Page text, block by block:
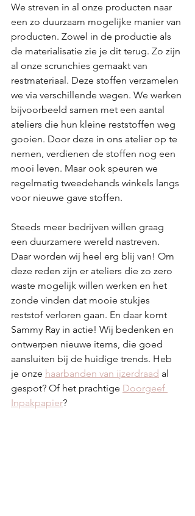
We streven in al onze producten naar
een zo duurzaam mogelijke manier van
producten. Zowel in de productie als
de materialisatie zie je dit terug. Zo zijn
al onze scrunchies gemaakt van
restmateriaal. Deze stoffen verzamelen
we via verschillende wegen. We werken
bijvoorbeeld samen met een aantal
ateliers die hun kleine reststoffen weg
gooien. Door deze in ons atelier op te
nemen, verdienen de stoffen nog een
mooi leven. Maar ook speuren we
regelmatig tweedehands winkels langs
voor nieuwe gave stoffen.
Steeds meer bedrijven willen graag
een duurzamere wereld nastreven.
Daar worden wij heel erg blij van! Om
deze reden zijn er ateliers die zo zero
waste mogelijk willen werken en het
zonde vinden dat mooie stukjes
reststof verloren gaan. En daar komt
Sammy Ray in actie! Wij bedenken en
ontwerpen nieuwe items, die goed
aansluiten bij de huidige trends. Heb
je onze haarbanden van ijzerdraad al
gespot? Of het prachtige Doorgeef
Inpakpapier?